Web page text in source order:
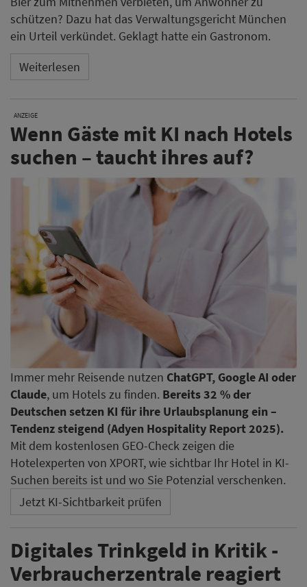
schützen? Dazu hat das Verwaltungsgericht München
ein Urteil verkündet. Geklagt hatte ein Gastronom.
Weiterlesen
ANZEIGE
Wenn Gäste mit KI nach Hotels
suchen – taucht ihres auf?
Immer mehr Reisende nutzen ChatGPT, Google AI oder
Claude, um Hotels zu finden. Bereits 32 % der
Deutschen setzen KI für ihre Urlaubsplanung ein –
Tendenz steigend (Adyen Hospitality Report 2025).
Mit dem kostenlosen GEO-Check zeigen die
Hotelexperten von XPORT, wie sichtbar Ihr Hotel in KI-
Suchen bereits ist und wo Sie Potenzial verschenken.
Jetzt KI-Sichtbarkeit prüfen
Digitales Trinkgeld in Kritik -
Verbraucherzentrale reagiert